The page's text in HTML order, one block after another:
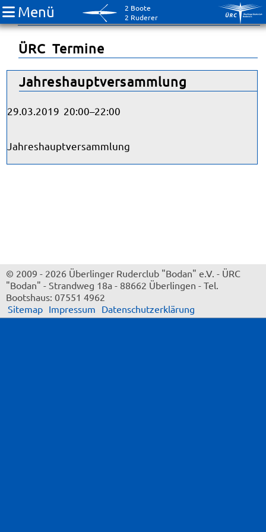
2 Boote
2 Ruderer
Menü
Verein
ÜRC Termine
Jahreshauptversammlung
29.03.2019 20:00–22:00
Jahreshauptversammlung
© 2009 - 2026 Überlinger Ruderclub "Bodan" e.V. - ÜRC
"Bodan" - Strandweg 18a - 88662 Überlingen - Tel.
Bootshaus: 07551 4962
Sitemap Impressum Datenschutzerklärung